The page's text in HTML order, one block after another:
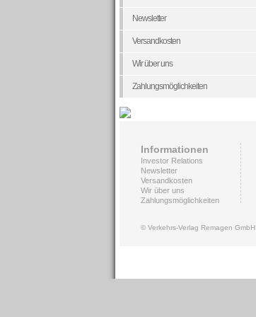
Newsletter
Versandkosten
Wir über uns
Zahlungsmöglichkeiten
Informationen
Investor Relations
Newsletter
Versandkosten
Wir über uns
Zahlungsmöglichkeiten
© Verkehrs-Verlag Remagen GmbH